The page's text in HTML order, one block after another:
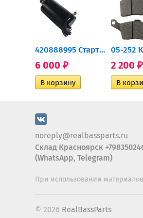
420888995 Стартер для...
6 000 ₽ 2 200 ₽
noreply@realbassparts.ru
Склад Красноярск
(WhatsApp, Telegram)
При использовании
© 2026 RealBassParts